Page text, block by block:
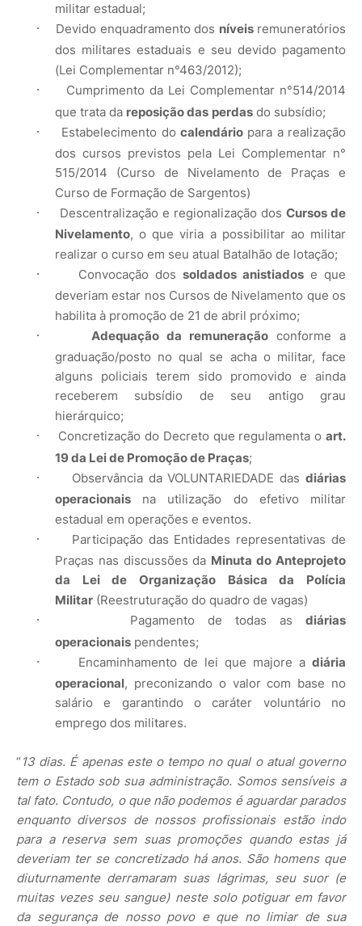
militar estadual;
· Devido enquadramento dos níveis remuneratórios
dos militares estaduais e seu devido pagamento
(Lei Complementar n°463/2012);
·
Cumprimento da Lei Complementar n°514/2014
que trata da reposição das perdas do subsídio;
· Estabelecimento do calendário para a realização
dos cursos previstos pela Lei Complementar n°
515/2014 (Curso de Nivelamento de Praças e
Curso de Formação de Sargentos)
· Descentralização e regionalização dos Cursos de
Nivelamento, o que viria a possibilitar ao militar
realizar o curso em seu atual Batalhão de lotação;
· Convocação dos soldados anistiados e que
deveriam estar nos Cursos de Nivelamento que os
habilita à promoção de 21 de abril próximo;
· Adequação da remuneração conforme a
graduação/posto no qual se acha o militar, face
alguns policiais terem sido promovido e ainda
receberem subsídio de seu antigo grau
hierárquico;
· Concretização do Decreto que regulamenta o art.
19 da Lei de Promoção de Praças;
· Observância da VOLUNTARIEDADE das diárias
operacionais
na utilização do efetivo militar
estadual em operações e eventos.
·
Participação das Entidades representativas de
Praças nas discussões da Minuta do Anteprojeto
da Lei de Organização Básica da Polícia
Militar (Reestruturação do quadro de vagas)
· Pagamento de todas as
diárias
operacionais pendentes;
· Encaminhamento de lei que majore a diária
operacional, preconizando o valor com base no
salário e garantindo o caráter voluntário no
emprego dos militares.
“13 dias. É apenas este o tempo no qual o atual governo
tem o Estado sob sua administração. Somos sensíveis a
tal fato. Contudo, o que não podemos é aguardar parados
enquanto diversos de nossos profissionais estão indo
para a reserva sem suas promoções quando estas já
deveriam ter se concretizado há anos. São homens que
diuturnamente derramaram suas lágrimas, seu suor (e
muitas vezes seu sangue) neste solo potiguar em favor
da segurança de nosso povo e que no limiar de sua